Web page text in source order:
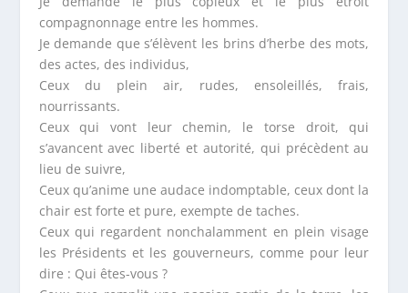
compagnonnage entre les hommes.
Je demande que s’élèvent les brins d’herbe des mots,
des actes, des individus,
Ceux du plein air, rudes, ensoleillés, frais,
nourrissants.
Ceux qui vont leur chemin, le torse droit, qui
s’avancent avec liberté et autorité, qui précèdent au
lieu de suivre,
Ceux qu’anime une audace indomptable, ceux dont la
chair est forte et pure, exempte de taches.
Ceux qui regardent nonchalamment en plein visage
les Présidents et les gouverneurs, comme pour leur
dire : Qui êtes-vous ?